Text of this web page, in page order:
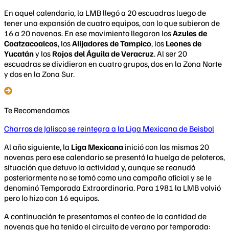
En aquel calendario, la LMB llegó a 20 escuadras luego de
tener una expansión de cuatro equipos, con lo que subieron de
16 a 20 novenas. En ese movimiento llegaron losAzules de
Coatzacoalcos, losAlijadores de Tampico, los Leones de
Yucatány los Rojos del Águila de Veracruz. Al ser 20
escuadras se dividieron en cuatro grupos, dos en la Zona Norte
y dos en la Zona Sur.
Te Recomendamos
Charros de Jalisco se reintegra a la Liga Mexicana de Beisbol
Al año siguiente, la Liga Mexicana inició con las mismas 20
novenas pero ese calendario se presentó la huelga de peloteros,
situación que detuvo la actividad y, aunque se reanudó
posteriormente no se tomó como una campaña oficial y se le
denominó Temporada Extraordinaria. Para 1981 la LMB volvió
pero lo hizo con 16 equipos.
A continuación te presentamos el conteo de la cantidad de
novenas que ha tenido el circuito de verano por temporada: